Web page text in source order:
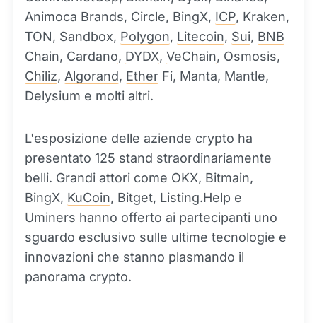
Animoca Brands, Circle, BingX, ICP, Kraken,
TON, Sandbox, Polygon, Litecoin, Sui, BNB
Chain, Cardano, DYDX, VeChain, Osmosis,
Chiliz, Algorand, Ether Fi, Manta, Mantle,
Delysium e molti altri.
L'esposizione delle aziende crypto ha
presentato 125 stand straordinariamente
belli. Grandi attori come OKX, Bitmain,
BingX, KuCoin, Bitget, Listing.Help e
Uminers hanno offerto ai partecipanti uno
sguardo esclusivo sulle ultime tecnologie e
innovazioni che stanno plasmando il
panorama crypto.